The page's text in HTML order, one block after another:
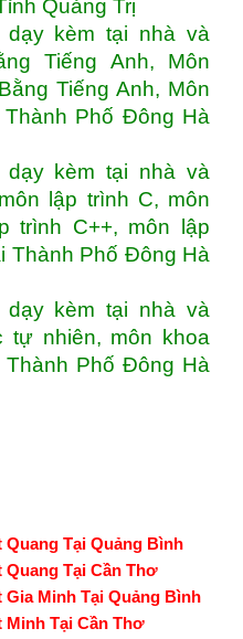
Quảng Trị
dạy kèm tại nhà và
Tiếng Anh, Môn
Tiếng Anh, Môn
Phố Đông Hà
dạy kèm tại nhà và
lập trình C, môn
trình C++, môn lập
Thành Phố Đông Hà
dạy kèm tại nhà và
tự nhiên, môn khoa
Phố Đông Hà
Quang Tại Quảng Bình
Quang Tại Cần Thơ
Gia Minh Tại Quảng Bình
Minh Tại Cần Thơ